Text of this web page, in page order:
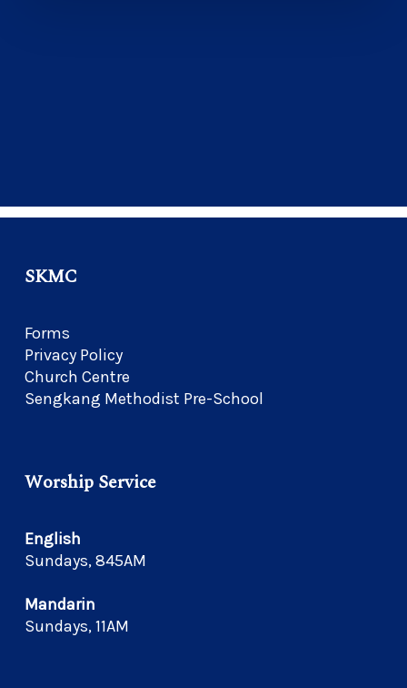
SKMC
Forms
Privacy Policy
Church Centre
Sengkang Methodist Pre-School
Worship Service
English
Sundays, 845AM
Mandarin
Sundays, 11AM